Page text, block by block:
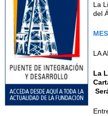
La
del
LA
La